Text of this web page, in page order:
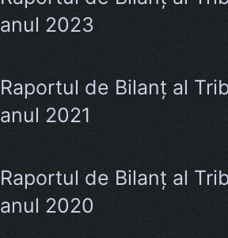
anul 2023
Raportul de Bilanț al
anul 2021
Raportul de Bilanț al
anul 2020